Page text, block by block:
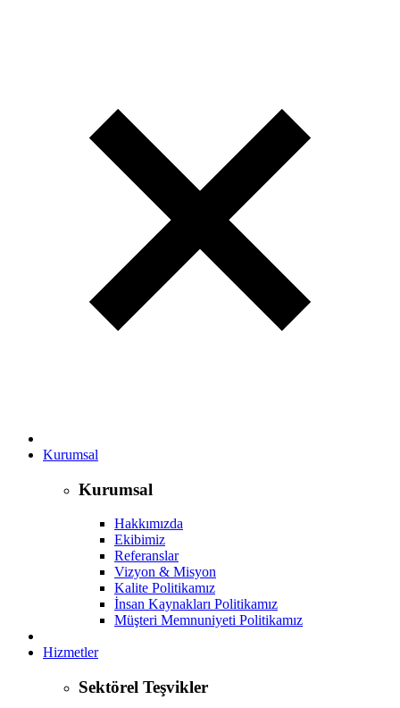
Kurumsal
Kurumsal
Hakkımızda
Ekibimiz
Referanslar
Vizyon & Misyon
Kalite Politikamız
İnsan Kaynakları Politikamız
Müşteri Memnuniyeti Politikamız
Hizmetler
Sektörel Teşvikler